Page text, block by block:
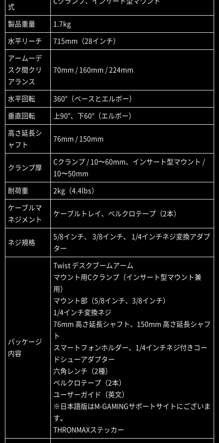
式
製品重量 1.7kg
水平リーチ 715mm（28インチ）
アームーデ
スク間クリ
アランス
70mm / 160mm / 224mm
水平回転 360°（ベースとエルボー）
垂直回転 上90°、下60°（エルボー）
高さ延長シ
ャフト
76mm / 150mm
クランプ厚
Cクランプ / 10〜60mm、インサート型マウント /
10〜50mm
耐荷重 2kg（4.4lbs）
ケーブルマ
ネジメント
ケーブルトレイ、ベルクロテープ（2本）
ネジ規格
5/8インチ、 3/8インチ、 1/4インチネジ変換アダプ
ター
パッケージ
内容
Twist デスクブームアーム
マウント用Cクランプ（インサート型マウント兼
用）
マウント部（5/8インチ、3/8インチ）
1/4インチ変換ネジ
76mm 高さ延長シャフト、150mm 高さ延長シャフ
ト
スマートフォンホルダー、1/4インチネジ付きコー
ドシューアダプター
六角レンチ（2種）
ベルクロテープ（2本）
ユーザーガイド（英文）
※日本語版はM-GAMINGサポートサイトにございま
す。
THRONMAXステッカー